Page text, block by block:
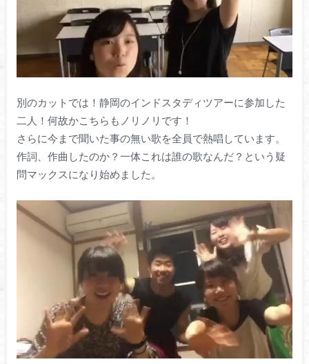
別のカットでは！静岡のインドスタディツアーに参加した
二人！何故かこちらもノリノリです！
さらに今まで聞いた事の無い歌を全員で熱唱しています。
作詞、作曲したのか？一体これは誰の歌なんだ？という疑
問マックスになり始めました。